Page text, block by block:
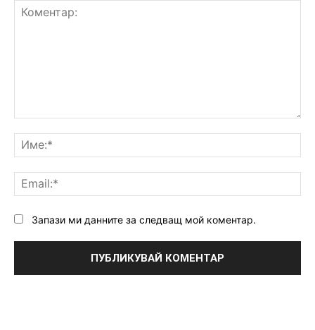
Запази ми данните за следващ мой коментар.